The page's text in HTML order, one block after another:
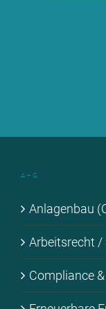
A – G
An­la­gen­bau
Ar­beits­recht /
Com­pli­ance